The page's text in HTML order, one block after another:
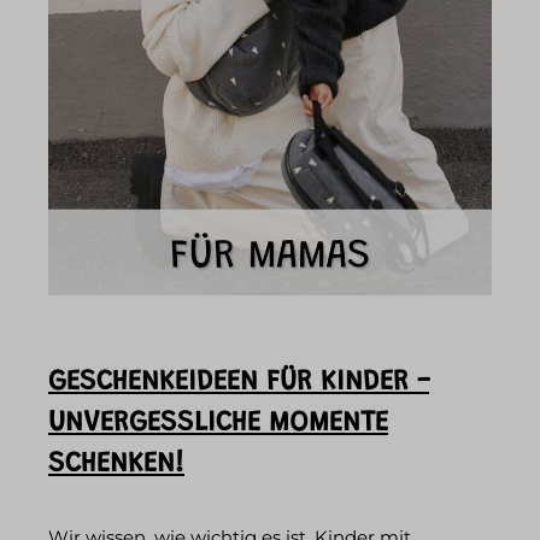
GESCHENKEIDEEN FÜR KINDER -
UNVERGESSLICHE MOMENTE
SCHENKEN!